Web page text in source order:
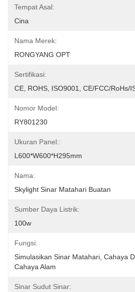
Tempat Asal:
Cina
Nama Merek:
RONGYANG OPT
Sertifikasi:
CE, ROHS, ISO9001, CE/FCC/RoHs/
Nomor Model:
RY801230
Ukuran Panel::
L600*W600*H295mm
Nama:
Skylight Sinar Matahari Buatan
Sumber Daya Listrik:
100w
Fungsi:
Simulasikan Sinar Matahari, Cahaya
Cahaya Alam
Sinar Sudut Sinar: